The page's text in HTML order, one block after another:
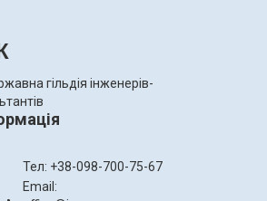
гільдія інженерів-
Тел: +38-098-700-75-67
Email: